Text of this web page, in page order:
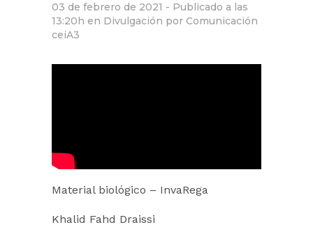
03 de febrero de 2021 - Publicado a las
13:20h en Divulgación por Comunicación
ceiA3
Material biológico – InvaRega
Khalid Fahd Draissi